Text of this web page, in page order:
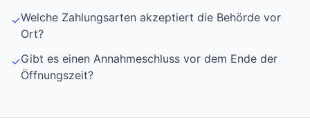
✓Welche Zahlungsarten akzeptiert die Behörde vor
Ort?
✓Gibt es einen Annahmeschluss vor dem Ende der
Öffnungszeit?